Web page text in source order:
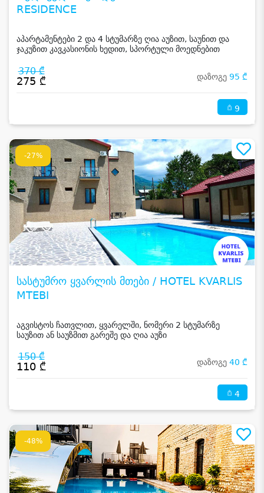
RESIDENCE
აპარტამენტები 2 და 4 სტუმარზე ღია აუზით, საუნით და
ჯაკუზით კავკასიონის ხედით, სპორტული მოედნებით
370 ₾
275 ₾ დაზოგე 95 ₾
9
-27%
სასტუმრო ყვარლის მთები / HOTEL KVARLIS
MTEBI
აგვისტოს ჩათვლით, ყვარელში, ნომერი 2 სტუმარზე
საუზით ან საუზმით გარეშე და ღია აუზი
150 ₾
110 ₾ დაზოგე 40 ₾
4
-48%